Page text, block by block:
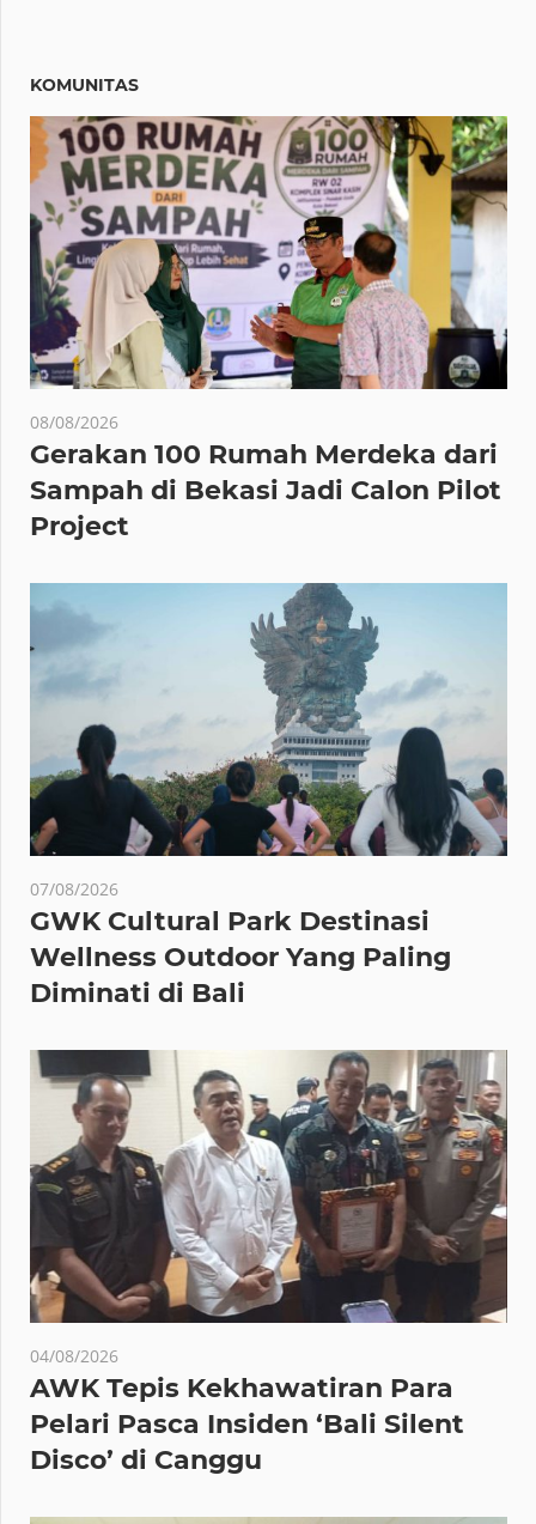
KOMUNITAS
08/08/2026
Gerakan 100 Rumah Merdeka dari
Sampah di Bekasi Jadi Calon Pilot
Project
07/08/2026
GWK Cultural Park Destinasi
Wellness Outdoor Yang Paling
Diminati di Bali
04/08/2026
AWK Tepis Kekhawatiran Para
Pelari Pasca Insiden ‘Bali Silent
Disco’ di Canggu